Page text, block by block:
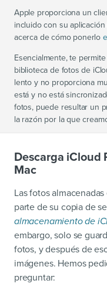
Apple proporciona un
incluido con su
acerca de cómo ponerlo
Esencialmente, te
biblioteca de fotos de
lento y no proporciona
está y no está
fotos, puede resultar un
la razón por la que
Descarga iCloud
Mac
Las fotos
parte de su copia de
almacenamiento de
embargo, solo se
fotos, y después de
imágenes. Hemos
preguntar: